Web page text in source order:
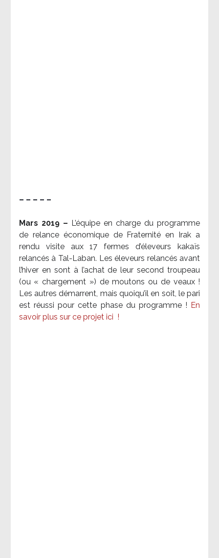
– – – – –
Mars 2019 – L’équipe en charge du programme
de relance économique de Fraternité en Irak a
rendu visite aux 17 fermes d’éleveurs kakaïs
relancés à Tal-Laban. Les éleveurs relancés avant
l’hiver en sont à l’achat de leur second troupeau
(ou « chargement ») de moutons ou de veaux !
Les autres démarrent, mais quoiqu’il en soit, le pari
est réussi pour cette phase du programme ! En
savoir plus sur ce projet ici !